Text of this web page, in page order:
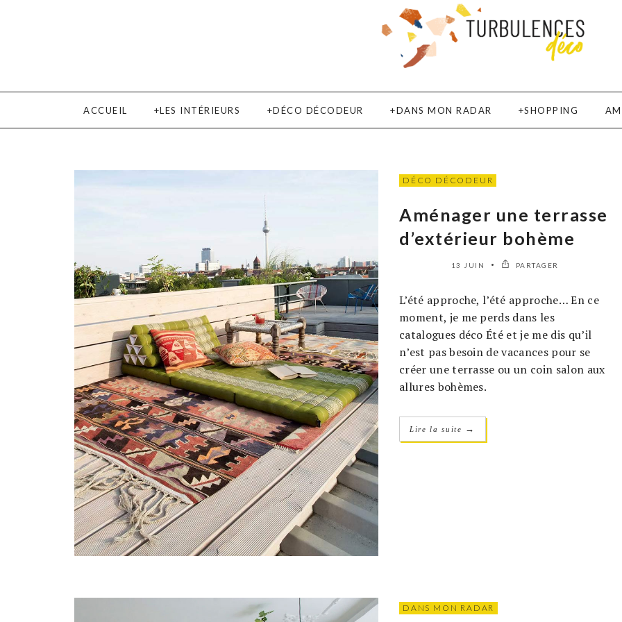
ACCUEIL LES INTÉRIEURS DÉCO DÉCODEUR DANS MON RADAR SHOPPING
DÉCO DÉCODEUR
Aménager une terrasse
d’extérieur bohème
13 JUIN PARTAGER
L’été approche, l’été approche… En ce
moment, je me perds dans les
catalogues déco Été et je me dis qu’il
n’est pas besoin de vacances pour se
créer une terrasse ou un coin salon aux
allures bohèmes.
Lire la suite →
DANS MON RADAR